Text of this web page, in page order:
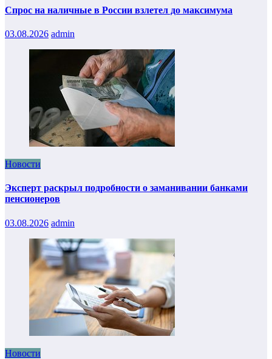
Спрос на наличные в России взлетел до максимума
03.08.2026 admin
Новости
Эксперт раскрыл подробности о заманивании банками
пенсионеров
03.08.2026 admin
Новости